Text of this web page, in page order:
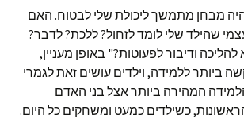
היה מבחן מתמשך ליכולת שלי לבטוח. האם
שהילד שלי לומד לזחול? ללכת? לדבר?
ודיבור לפעוטות?" באופן מעניין,
ביותר ללמידה, וילדים עושים זאת לגמרי
המהירה ביותר אצל בני האדם
כשילדים כמעט ומשחקים כל היום.